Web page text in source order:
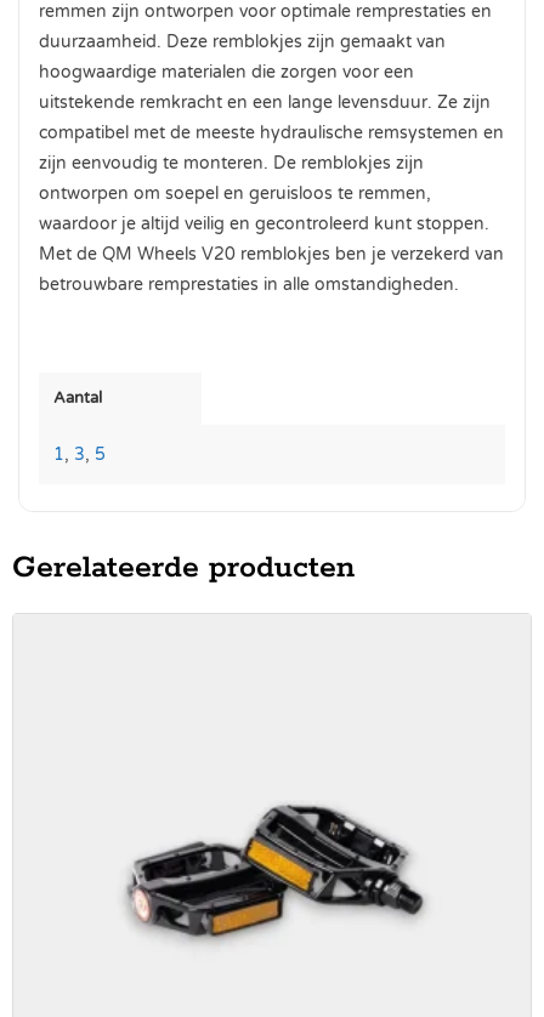
remmen zijn ontworpen voor optimale remprestaties en
duurzaamheid. Deze remblokjes zijn gemaakt van
hoogwaardige materialen die zorgen voor een
uitstekende remkracht en een lange levensduur. Ze zijn
compatibel met de meeste hydraulische remsystemen en
zijn eenvoudig te monteren. De remblokjes zijn
ontworpen om soepel en geruisloos te remmen,
waardoor je altijd veilig en gecontroleerd kunt stoppen.
Met de QM Wheels V20 remblokjes ben je verzekerd van
betrouwbare remprestaties in alle omstandigheden.
Aantal
1, 3, 5
Gerelateerde producten